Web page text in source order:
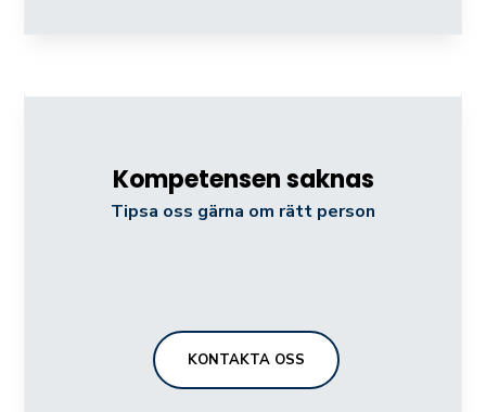
Kompetensen saknas
Tipsa oss gärna om rätt person
KONTAKTA OSS